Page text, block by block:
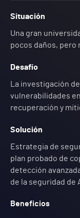
Situación
Una gran
pocos daños, pero
Desafío
La investigación
vulnerabilidades
recuperación y
Solución
Estrategia de
plan probado de
detección
de la seguridad de
Beneficios